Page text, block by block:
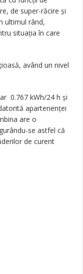
de super-răcire și
ultimul rând,
situația în care
având un nivel
0.767 kWh/24 h și
apartenenței
are o
se astfel că
de curent